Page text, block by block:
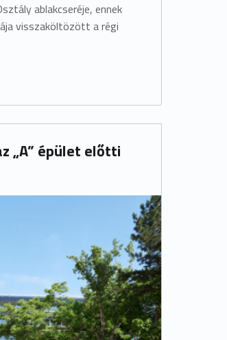
ablakcseréje, ennek
visszaköltözött a régi
„A” épület előtti